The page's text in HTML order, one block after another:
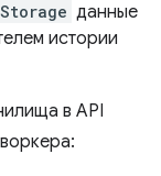
Storage данные
истории
в API